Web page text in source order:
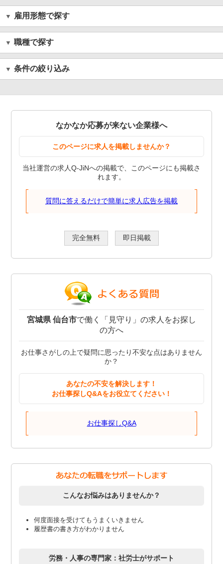
雇用形態で探す
職種で探す
条件の絞り込み
なかなか応募が来ない企業様へ
このページに求人を掲載しませんか？
当社運営の求人Q-JiNへの掲載で、このページにも掲載さ
れます。
質問に答えるだけで簡単に求人広告を掲載
完全無料 即日掲載
宮城県 仙台市で働く「見守り」の求人をお探し
の方へ
お仕事さがしの上で疑問に思ったり不安な点はありません
か？
あなたの不安を解決します！
お仕事探しQ&Aをお役立てください！
お仕事探しQ&A
こんなお悩みはありませんか？
何度面接を受けてもうまくいきません
履歴書の書き方がわかりません
労務・人事の専門家：社労士がサポート